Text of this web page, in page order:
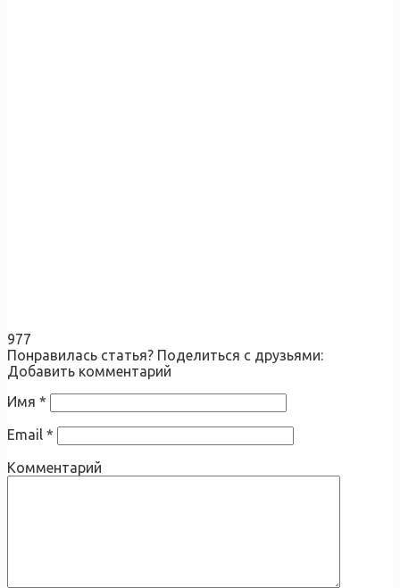
977
Понравилась статья? Поделиться с друзьями:
Добавить комментарий
Имя *
Email *
Комментарий